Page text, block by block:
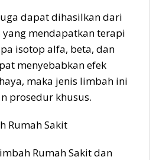
dapat dihasilkan dari
mendapatkan terapi
isotop alfa, beta, dan
menyebabkan efek
maka jenis limbah ini
prosedur khusus.
Rumah Sakit
Rumah Sakit dan